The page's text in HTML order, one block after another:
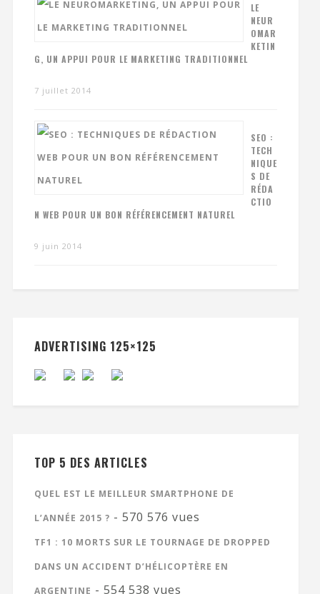
LE
NEUR
OMAR
KETIN
G, UN APPUI POUR LE MARKETING TRADITIONNEL
7 juillet 2014
SEO :
TECH
NIQUE
S DE
RÉDA
CTIO
N WEB POUR UN BON RÉFÉRENCEMENT NATUREL
9 juin 2014
ADVERTISING 125×125
TOP 5 DES ARTICLES
QUEL EST LE MEILLEUR SMARTPHONE DE
L’ANNÉE 2015 ? - 570 576 vues
TF1 : 10 MORTS SUR LE TOURNAGE DE DROPPED
DANS UN ACCIDENT D’HÉLICOPTÈRE EN
ARGENTINE - 554 538 vues